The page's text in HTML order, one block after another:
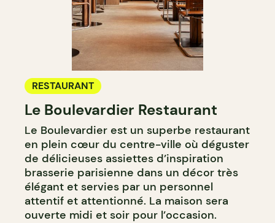
RESTAURANT
Le Boulevardier Restaurant
Le Boulevardier est un superbe restaurant
en plein cœur du centre-ville où déguster
de délicieuses assiettes d’inspiration
brasserie parisienne dans un décor très
élégant et servies par un personnel
attentif et attentionné. La maison sera
ouverte midi et soir pour l’occasion.